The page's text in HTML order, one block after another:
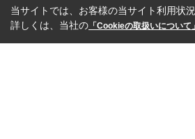
当サイトでは、お客様の当サイト利用状
詳しくは、当社の 「Cookieの取扱いについて」